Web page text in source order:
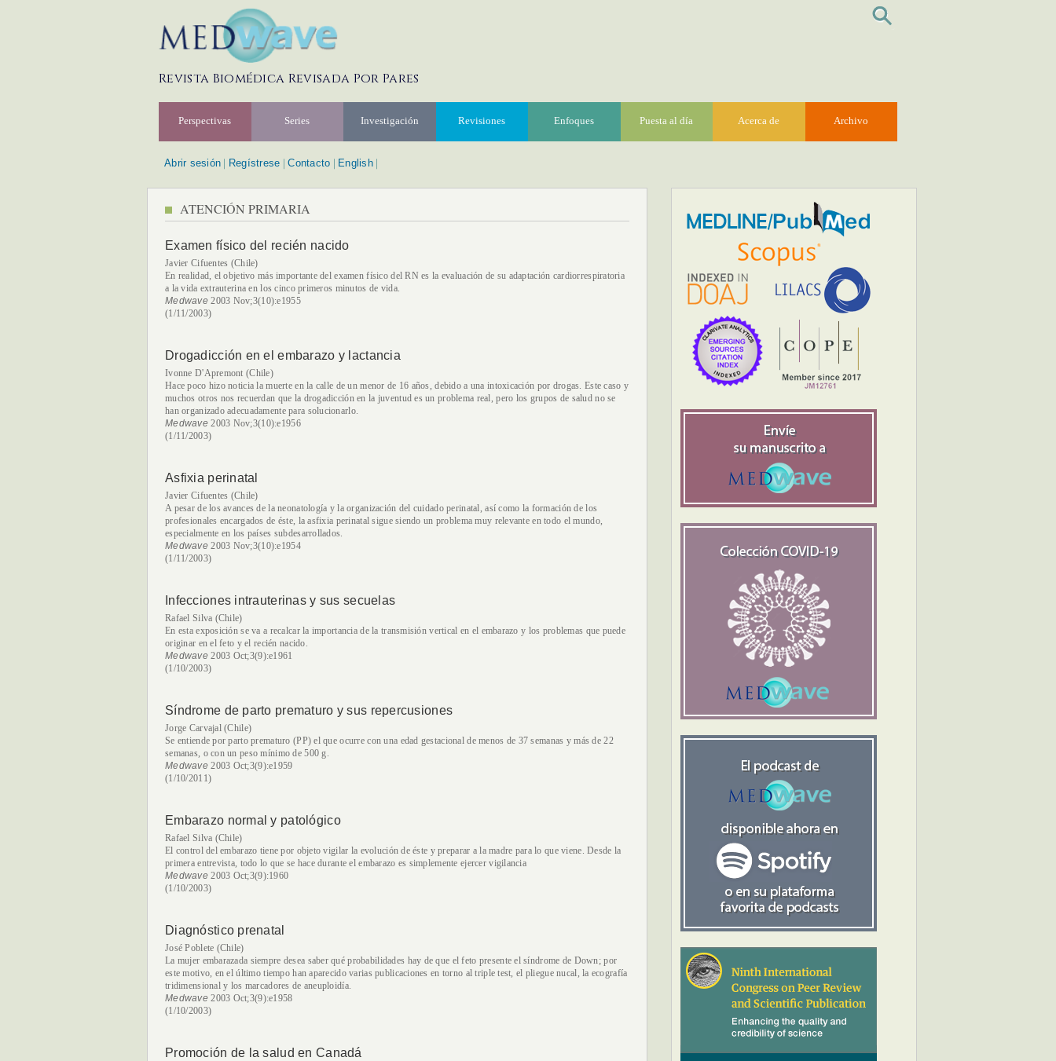
Revista Biomédica Revisada Por Pares
Perspectivas Series Investigación Revisiones Enfoques Puesta al día Acerca de Archivo
Abrir sesión Regístrese |Contacto English
ATENCIÓN PRIMARIA
Examen físico del recién nacido
Javier Cifuentes (Chile)
En realidad, el objetivo más importante del examen físico del RN es la evaluación de su adaptación cardiorrespiratoria
a la vida extrauterina en los cinco primeros minutos de vida.
Medwave2003 Nov;3(10):e1955
(1/11/2003)
Drogadicción en el embarazo y lactancia
Ivonne D'Apremont (Chile)
Hace poco hizo noticia la muerte en la calle de un menor de 16 años, debido a una intoxicación por drogas. Este caso y
muchos otros nos recuerdan que la drogadicción en la juventud es un problema real, pero los grupos de salud no se
han organizado adecuadamente para solucionarlo.
Medwave2003 Nov;3(10):e1956
(1/11/2003)
Asfixia perinatal
Javier Cifuentes (Chile)
A pesar de los avances de la neonatología y la organización del cuidado perinatal, así como la formación de los
profesionales encargados de éste, la asfixia perinatal sigue siendo un problema muy relevante en todo el mundo,
especialmente en los países subdesarrollados.
Medwave2003 Nov;3(10):e1954
(1/11/2003)
Infecciones intrauterinas y sus secuelas
Rafael Silva (Chile)
En esta exposición se va a recalcar la importancia de la transmisión vertical en el embarazo y los problemas que puede
originar en el feto y el recién nacido.
Medwave2003 Oct;3(9):e1961
(1/10/2003)
Síndrome de parto prematuro y sus repercusiones
Jorge Carvajal (Chile)
Se entiende por parto prematuro (PP) el que ocurre con una edad gestacional de menos de 37 semanas y más de 22
semanas, o con un peso mínimo de 500 g.
Medwave2003 Oct;3(9):e1959
(1/10/2011)
Embarazo normal y patológico
Rafael Silva (Chile)
El control del embarazo tiene por objeto vigilar la evolución de éste y preparar a la madre para lo que viene. Desde la
primera entrevista, todo lo que se hace durante el embarazo es simplemente ejercer vigilancia
Medwave2003 Oct;3(9):1960
(1/10/2003)
Diagnóstico prenatal
José Poblete (Chile)
La mujer embarazada siempre desea saber qué probabilidades hay de que el feto presente el síndrome de Down; por
este motivo, en el último tiempo han aparecido varias publicaciones en torno al triple test, el pliegue nucal, la ecografía
tridimensional y los marcadores de aneuploidía.
Medwave2003 Oct;3(9):e1958
(1/10/2003)
Promoción de la salud en Canadá